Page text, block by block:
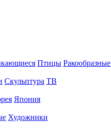
Птицы Ракообразные
Скульптура ТВ
Япония
Художники